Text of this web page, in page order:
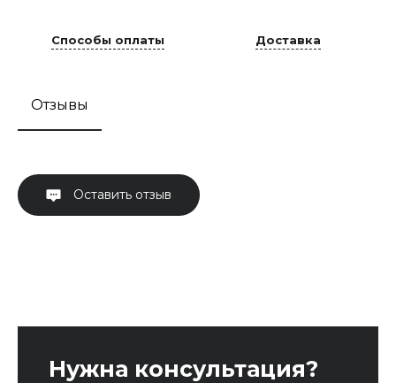
Способы оплаты Доставка
Отзывы
Оставить отзыв
Нужна консультация?